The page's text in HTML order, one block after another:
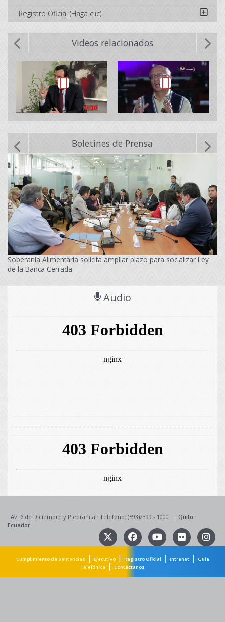
Registro Oficial (Haga clic)
Videos relacionados
Boletines de Prensa
Soberanía Alimentaria solicita ampliar plazo para socializar Ley
de la Banca Cerrada
Audio
Av. 6 de Diciembre y Piedrahita · Teléfono: (593)2399 - 1000 | Quito ·
Ecuador
Cumplimiento de Sentencias | Ejecutivo| Registro Oficial | Intranet|
Guía
Telefónica
| Contáctanos